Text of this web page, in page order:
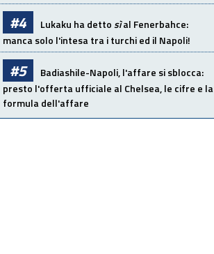
#4 Lukaku ha dettosìal Fenerbahce:
manca solo l'intesa tra i turchi ed il Napoli!
#5
Badiashile-Napoli, l'affare si sblocca:
presto l'offerta ufficiale al Chelsea, le cifre e la
formula dell'affare